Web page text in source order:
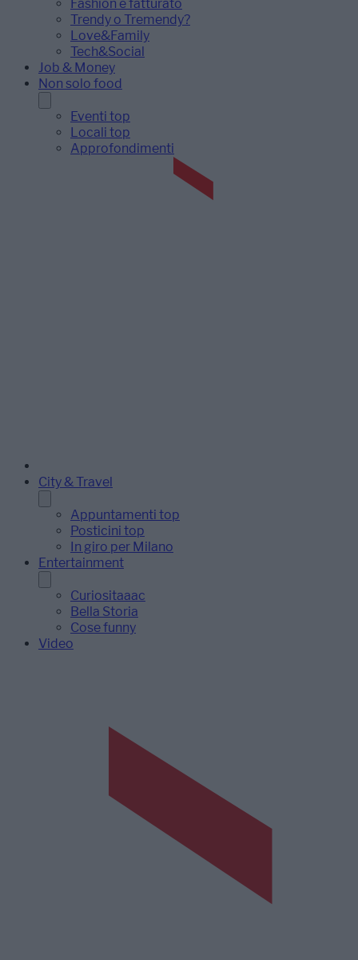
Fashion e fatturato
Trendy o Tremendy?
Love&Family
Tech&Social
Job & Money
Non solo food
Eventi top
Locali top
Approfondimenti
City & Travel
Appuntamenti top
Posticini top
In giro per Milano
Entertainment
Curiositaaac
Bella Storia
Cose funny
Video